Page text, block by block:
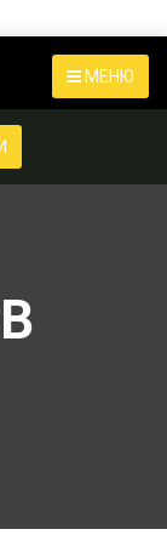
МЕНЮ